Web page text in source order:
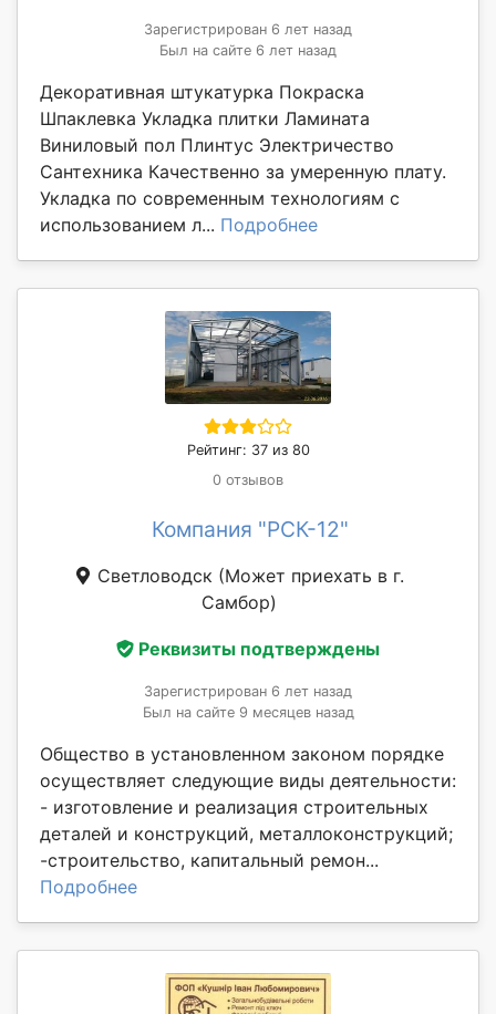
Зарегистрирован 6 лет назад
Был на сайте 6 лет назад
Декоративная штукатурка Покраска
Шпаклевка Укладка плитки Ламината
Виниловый пол Плинтус Электричество
Сантехника Качественно за умеренную плату.
Укладка по современным технологиям с
использованием л... Подробнее
Рейтинг: 37 из 80
0 отзывов
Компания "РСК-12"
Светловодск (Может приехать в г.
Самбор)
Реквизиты подтверждены
Зарегистрирован 6 лет назад
Был на сайте 9 месяцев назад
Общество в установленном законом порядке
осуществляет следующие виды деятельности:
- изготовление и реализация строительных
деталей и конструкций, металлоконструкций;
-строительство, капитальный ремон...
Подробнее